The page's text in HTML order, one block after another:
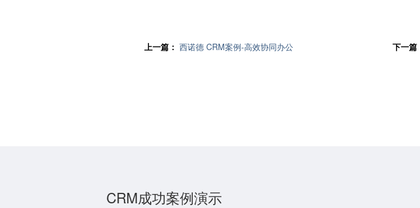
上一篇： 西诺德 CRM案例-高效协同办公 下一篇
CRM成功案例演示